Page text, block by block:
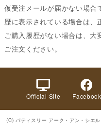
仮受注メールが届かない場合
歴に表示されている場合は、
ご購入履歴がない場合は、
ご注文ください。
Official Site Facebook
(C) パティスリー アーク・アン・シエ